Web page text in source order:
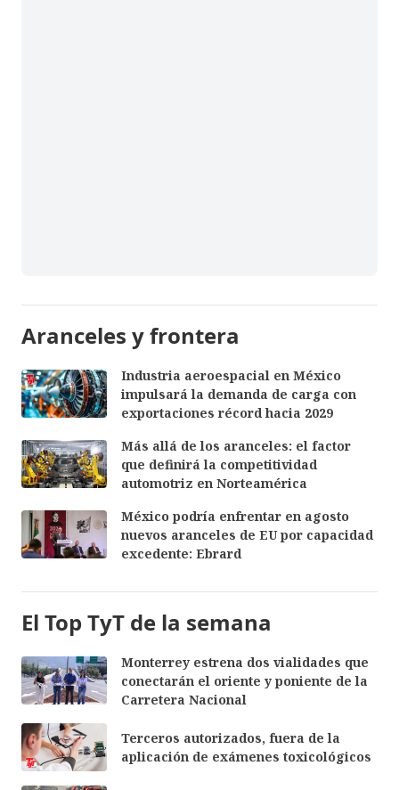
Aranceles y frontera
Industria aeroespacial en México
impulsará la demanda de carga con
exportaciones récord hacia 2029
Más allá de los aranceles: el factor
que definirá la competitividad
automotriz en Norteamérica
México podría enfrentar en agosto
nuevos aranceles de EU por capacidad
excedente: Ebrard
El Top TyT de la semana
Monterrey estrena dos vialidades que
conectarán el oriente y poniente de la
Carretera Nacional
Terceros autorizados, fuera de la
aplicación de exámenes toxicológicos